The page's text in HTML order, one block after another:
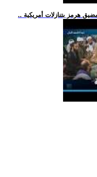
هرمز بتنازلات أمريكية